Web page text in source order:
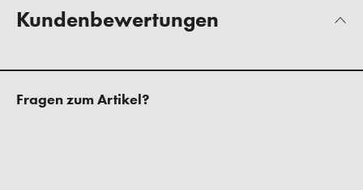
Kundenbewertungen
Fragen zum Artikel?